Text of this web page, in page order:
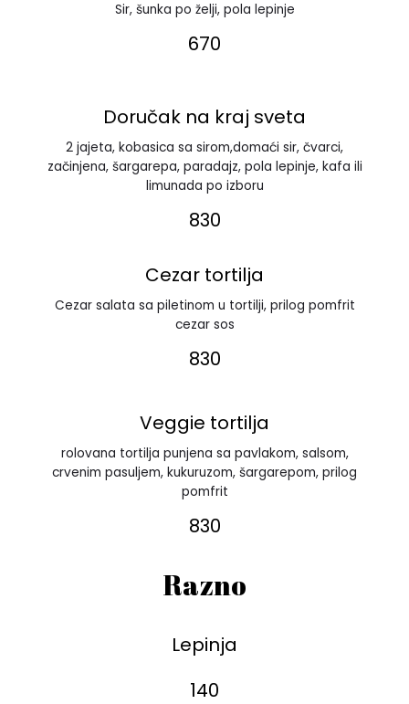
Sir, šunka po želji, pola lepinje
670
Doručak na kraj sveta
2 jajeta, kobasica sa sirom,domaći sir, čvarci,
začinjena, šargarepa, paradajz, pola lepinje, kafa ili
limunada po izboru
830
Cezar tortilja
Cezar salata sa piletinom u tortilji, prilog pomfrit
cezar sos
830
Veggie tortilja
rolovana tortilja punjena sa pavlakom, salsom,
crvenim pasuljem, kukuruzom, šargarepom, prilog
pomfrit
830
Razno
Lepinja
140